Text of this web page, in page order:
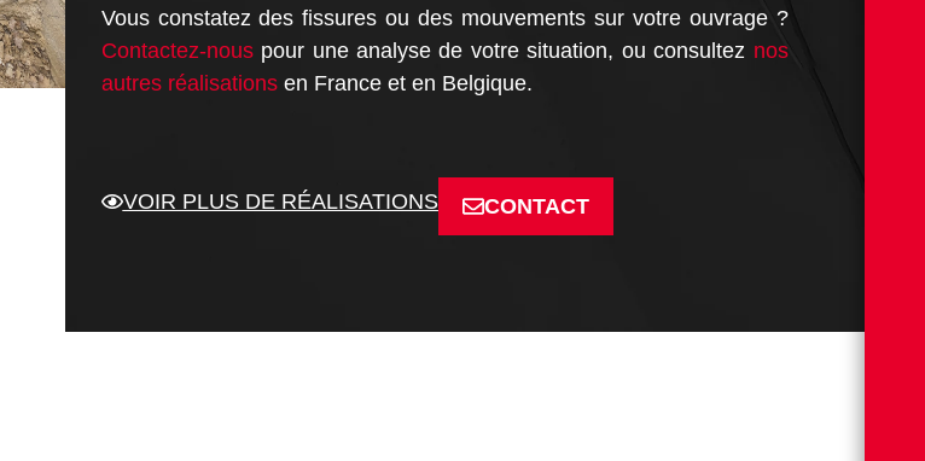
Vous constatez des fissures ou des mouvements sur votre ouvrage ?
Contactez-nouspour une analyse de votre situation, ou consultez nos
autres réalisationsen France et en Belgique.
VOIR PLUS DE RÉALISATIONS CONTACT